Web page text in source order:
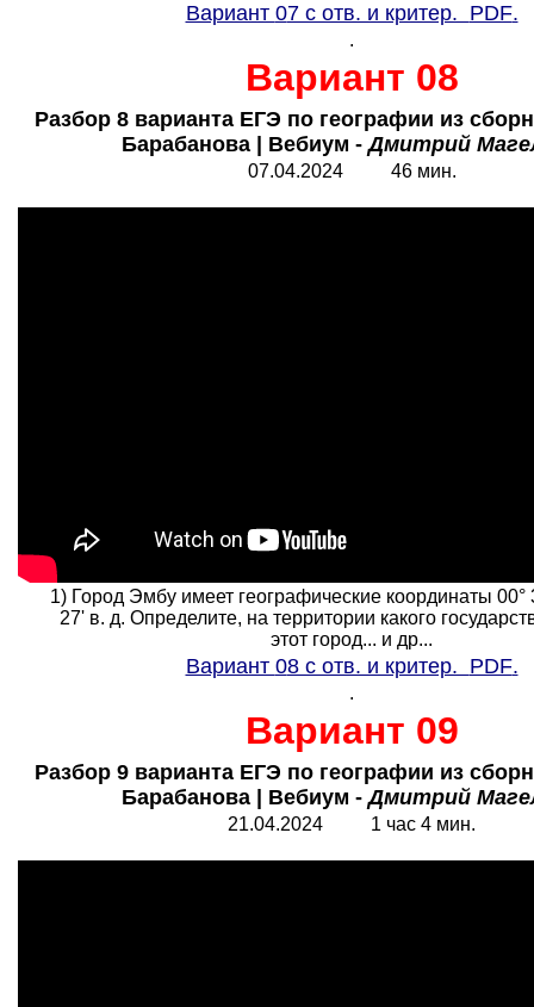
Вариант 07 с отв. и критер. PDF.
.
Вариант 08
Разбор 8 варианта ЕГЭ по географии из
Барабанова | Вебиум -Дмитрий
07.04.2024 46 мин.
1) Город Эмбу имеет географические координаты
27' в. д. Определите, на территории какого
этот город... и др...
Вариант 08 с отв. и критер. PDF.
.
Вариант 09
Разбор 9 варианта ЕГЭ по географии из
Барабанова | Вебиум -Дмитрий
21.04.2024 1 час 4 мин.